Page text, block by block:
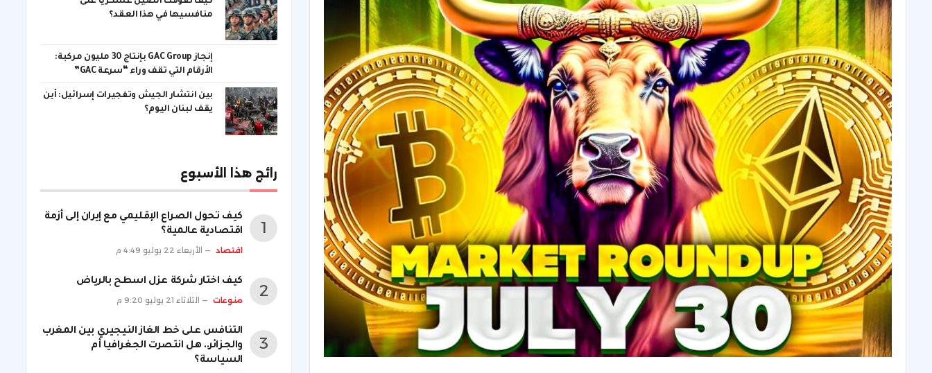
منافسيها في هذا العقد؟
إنجاز GAC Group بإنتاج 30 مليون مركبة:
الأرقام التي تقف وراء “سرعة GAC”
بين انتشار الجيش وتفجيرات إسرائيل: أين
يقف لبنان اليوم؟
رائج هذا الأسبوع
كيف تحول الصراع الإقليمي مع إيران إلى أزمة
اقتصادية عالمية؟
اقتصاد الأربعاء 22 يوليو 4:49 م
كيف اختار شركة عزل اسطح بالرياض
منوعات الثلاثاء 21 يوليو 9:20 م
التنافس على خط الغاز النيجيري بين المغرب
والجزائر.. هل انتصرت الجغرافيا أم
السياسة؟